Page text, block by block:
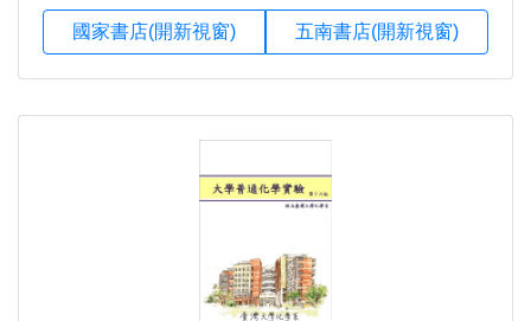
國家書店(開新視窗) 五南書店(開新視窗)